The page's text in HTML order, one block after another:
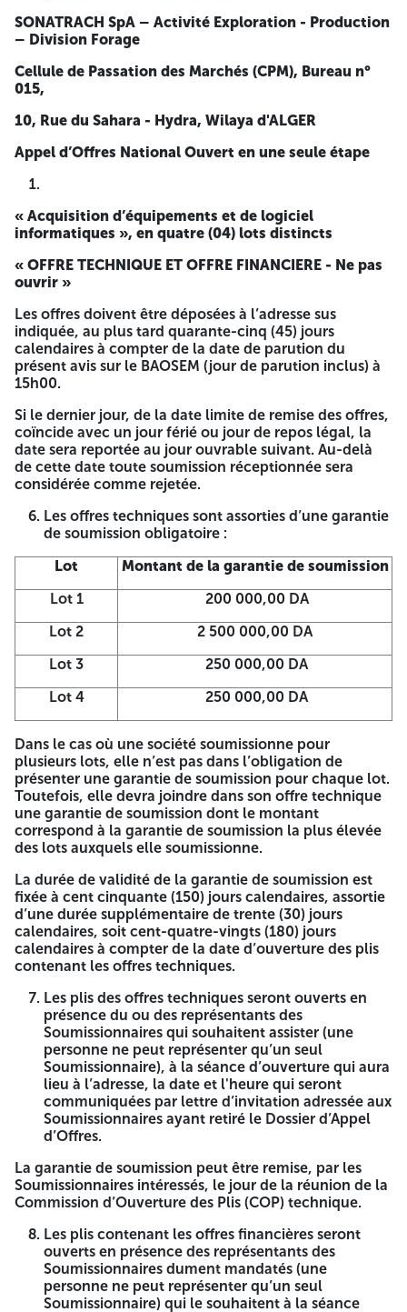
4514
Division Forage
10, rue du Sahara Hydra, Alger
Tél : (Directe) 023.48.96.64, (Standard)
023.48.95.95/48.96.96 Poste : 5416
Fax : 023.48.96.58
AVIS D’APPEL D’OFFRES NATIONAL OUVERT
Processus en une (01) seule étape
Division Forage, sise au 10, rue du Sahara Hydra – Alger,
lance un avis d’Appel d’Offres National Ouvert en une (01)
seule étape, pour
Acquisition d’équipements et de logiciel
informatiques », en quatre (04) lots distincts
Lot 1 : Serveur, parefeu et switchs
tablettes
Lot 3 : Imprimantes, Scanners et Vidéoprojecteurs
Lot 4 : Onduleurs, visioconférence et points d’accès
Le présent Appel d’Offres s’adresse à toute personne
minimale de trois (03) années dans le domaine de
l’informatique, notamment dans la fourniture de matériels
et de logiciels informatiques, et ayant exécuté au moins un
Contrat similaire validé par des attestations de bonne fin
d’exécution et disposant d’agréments ou d’attestations de
partenariat délivrés par le constructeur des équipements.
Le Dossier d’Appel d’Offres peut être retiré à l’adresse :
SONATRACH, Activité Exploration - Production, Division
Forage
Cellule de Passation des Marchés (CPM), Bureau N° 015
10, Rue du Sahara Hydra, Alger
Ou demandé via la messagerie électronique :
forit@sonatrach.dz, au plus tard trente-cinq (35) jours
calendaires à compter de la date de parution du présent
avis sur le BAOSEM (jour de parution inclus) à 15h00, par
tout candidat intéressé, contre paiement d’un montant
non remboursable de dix mille Dinars Algériens (10 000,00
DA). Le paiement sera effectué par virement au compte
bancaire SONATRACH/Division Forage ouvert auprès de la
B.E.A agence Djenane El-Malik site SONATRACH – Hydra –
Alger, sous le RIB N° 002 00005 0503264121 68.
Les justificatifs de versements relatifs au retrait du
DAO (Avis bancaires ou Bordereau de versement
espèces) doivent obligatoirement être établis au nom
du Soumissionnaire.
Le soumissionnaire devra également joindre, avec le
justificatif de paiement, une copie de son registre de
commerce ainsi que ses informations afin de pouvoir
retirer le Dossier d’Appel d’Offres.
Le mode de soumission en une seule (01) étape
Au titre du présent Appel d’Offres, les offres
techniques, sans aucune indication de prix et les offres
financières doivent être remises simultanément dans
deux plis intérieurs cachetés séparés, placés dans un
seul pli anonyme scellé et portant la mention
suivante :
SONATRACH SpA – Activité Exploration - Production –
4514
SONATRACH SpA – Activité Exploration - Production
– Division Forage
Cellule de Passation des Marchés (CPM), Bureau n°
015,
10, Rue du Sahara - Hydra, Wilaya d'ALGER
Appel d’Offres National Ouvert en une seule étape
« Acquisition d’équipements et de logiciel
informatiques », en quatre (04) lots distincts
« OFFRE TECHNIQUE ET OFFRE FINANCIERE - Ne pas
ouvrir »
Les offres doivent être déposées à l’adresse sus
indiquée, au plus tard quarante-cinq (45) jours
calendaires à compter de la date de parution du
présent avis sur le BAOSEM (jour de parution inclus) à
15h00.
Si le dernier jour, de la date limite de remise des offres,
coïncide avec un jour férié ou jour de repos légal, la
date sera reportée au jour ouvrable suivant. Au-delà
de cette date toute soumission réceptionnée sera
considérée comme rejetée.
Les offres techniques sont assorties d’une garantie
de soumission obligatoire :
Lot
Montant de la garantie de soumission
Lot 1
200 000,00 DA
Lot 2
2 500 000,00 DA
Lot 3
250 000,00 DA
Lot 4
250 000,00 DA
Dans le cas où une société soumissionne pour
plusieurs lots, elle n’est pas dans l’obligation de
présenter une garantie de soumission pour chaque lot.
Toutefois, elle devra joindre dans son offre technique
une garantie de soumission dont le montant
correspond à la garantie de soumission la plus élevée
des lots auxquels elle soumissionne.
La durée de validité de la garantie de soumission est
fixée à cent cinquante (150) jours calendaires, assortie
d’une durée supplémentaire de trente (30) jours
calendaires, soit cent-quatre-vingts (180) jours
calendaires à compter de la date d’ouverture des plis
contenant les offres techniques.
Les plis des offres techniques seront ouverts en
présence du ou des représentants des
Soumissionnaires qui souhaitent assister (une
personne ne peut représenter qu’un seul
Soumissionnaire), à la séance d’ouverture qui aura
lieu à l’adresse, la date et l'heure qui seront
communiquées par lettre d’invitation adressée aux
Soumissionnaires ayant retiré le Dossier d’Appel
d’Offres.
La garantie de soumission peut être remise, par les
Soumissionnaires intéressés, le jour de la réunion de la
Commission d’Ouverture des Plis (COP) technique.
Les plis contenant les offres financières seront
ouverts en présence des représentants des
Soumissionnaires dument mandatés (une
personne ne peut représenter qu’un seul
Soumissionnaire) qui le souhaitent à la séance